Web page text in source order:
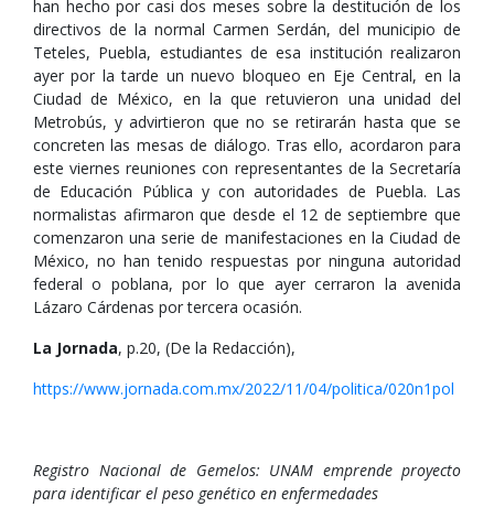
han hecho por casi dos meses sobre la destitución de los
directivos de la normal Carmen Serdán, del municipio de
Teteles, Puebla, estudiantes de esa institución realizaron
ayer por la tarde un nuevo bloqueo en Eje Central, en la
Ciudad de México, en la que retuvieron una unidad del
Metrobús, y advirtieron que no se retirarán hasta que se
concreten las mesas de diálogo. Tras ello, acordaron para
este viernes reuniones con representantes de la Secretaría
de Educación Pública y con autoridades de Puebla. Las
normalistas afirmaron que desde el 12 de septiembre que
comenzaron una serie de manifestaciones en la Ciudad de
México, no han tenido respuestas por ninguna autoridad
federal o poblana, por lo que ayer cerraron la avenida
Lázaro Cárdenas por tercera ocasión.
La Jornada, p.20, (De la Redacción),
https://www.jornada.com.mx/2022/11/04/politica/020n1pol
Registro Nacional de Gemelos: UNAM emprende proyecto
para identificar el peso genético en enfermedades